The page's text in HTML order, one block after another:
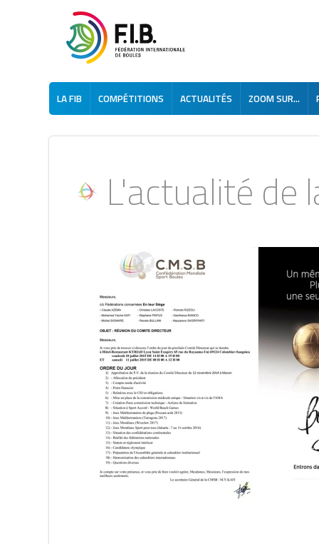
LA FIB COMPÉTITIONS ACTUALITÉS ZOOM SUR...
L'actualité de